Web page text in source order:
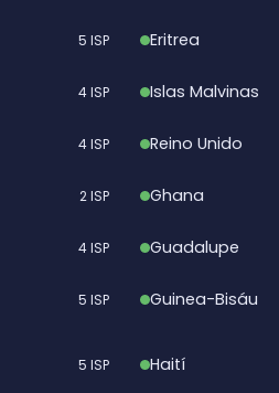
5 ISP Eritrea
4 ISP Islas Malvinas
4 ISP Reino Unido
2 ISP Ghana
4 ISP Guadalupe
5 ISP Guinea-Bisáu
5 ISP Haití